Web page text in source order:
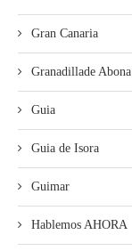
Gran Canaria
Granadillade Abona
Guia
Guia de Isora
Guimar
Hablemos AHORA